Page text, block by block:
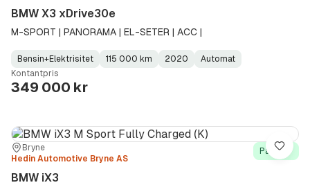
BMW X3 xDrive30e
M-SPORT | PANORAMA | EL-SETER | ACC |
Fuel
Type:
Bensin+Elektrisitet
Kilometerstand: 115 000 km
Model
Year:
2020
Gearbox
Type:
Automat
Kontantpris
349 000 kr
Sted:
Bryne
Forhandler:
Hedin Automotive Bryne AS
På lager
BMW iX3
Lagre